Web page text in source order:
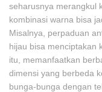
seharusnya merangkul
kombinasi warna bisa
Misalnya, perpaduan
hijau bisa menciptakan
itu, memanfaatkan
dimensi yang berbeda
bunga-bunga dengan